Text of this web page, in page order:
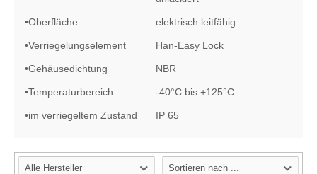
•Oberfläche elektrisch leitfähig
•Verriegelungselement Han-Easy Lock
•Gehäusedichtung NBR
•Temperaturbereich -40°C bis +125°C
•im verriegeltem Zustand IP 65
Alle Hersteller Sortieren nach ...